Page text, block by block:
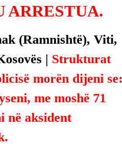
ARRESTUA.
(Ramnishtë), Viti,
| Strukturat
morën dijeni se:
me moshë 71
në aksident